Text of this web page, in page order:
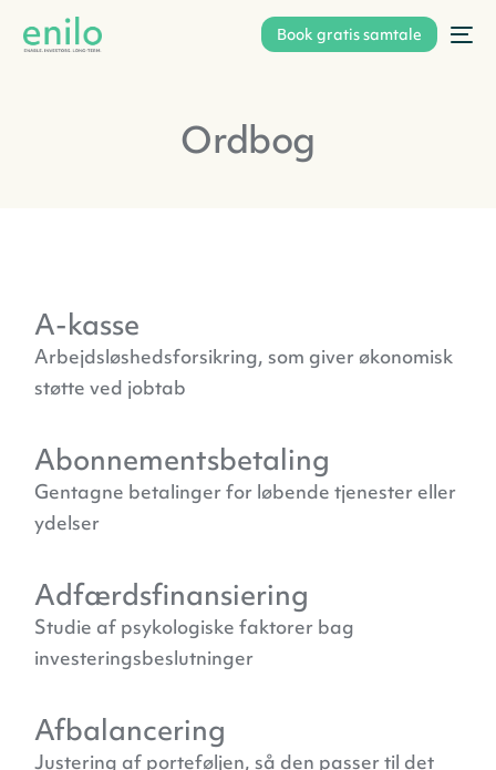
Book gratis samtale
Ordbog
A-kasse
Arbejdsløshedsforsikring, som giver økonomisk
støtte ved jobtab
Abonnementsbetaling
Gentagne betalinger for løbende tjenester eller
ydelser
Adfærdsfinansiering
Studie af psykologiske faktorer bag
investeringsbeslutninger
Afbalancering
Justering af porteføljen, så den passer til det